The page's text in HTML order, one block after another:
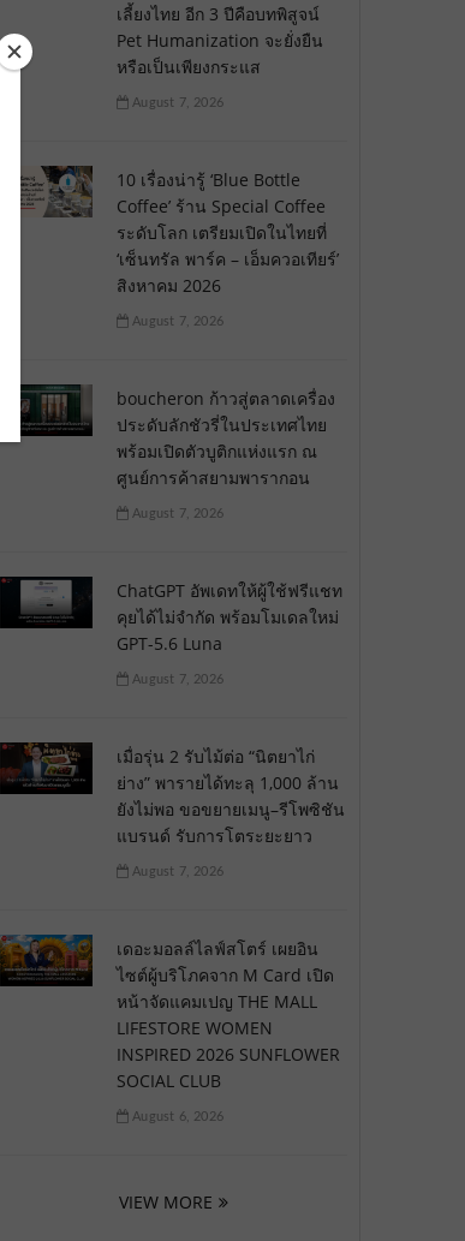
เลี้ยงไทย อีก 3 ปีคือบทพิสูจน์
Pet Humanization จะยั่งยืน
หรือเป็นเพียงกระแส
August 7, 2026
10 เรื่องน่ารู้ ‘Blue Bottle
Coffee’ ร้าน Special Coffee
ระดับโลก เตรียมเปิดในไทยที่
‘เซ็นทรัล พาร์ค – เอ็มควอเทียร์’
สิงหาคม 2026
August 7, 2026
boucheron ก้าวสู่ตลาดเครื่อง
ประดับลักชัวรี่ในประเทศไทย
พร้อมเปิดตัวบูติกแห่งแรก ณ
ศูนย์การค้าสยามพารากอน
August 7, 2026
ChatGPT อัพเดทให้ผู้ใช้ฟรีแชท
คุยได้ไม่จำกัด พร้อมโมเดลใหม่
GPT-5.6 Luna
August 7, 2026
เมื่อรุ่น 2 รับไม้ต่อ “นิตยาไก่
ย่าง” พารายได้ทะลุ 1,000 ล้าน
ยังไม่พอ ขอขยายเมนู–รีโพซิชัน
แบรนด์ รับการโตระยะยาว
August 7, 2026
เดอะมอลล์ไลฟ์สโตร์ เผยอิน
ไซต์ผู้บริโภคจาก M Card เปิด
หน้าจัดแคมเปญ THE MALL
LIFESTORE WOMEN
INSPIRED 2026 SUNFLOWER
SOCIAL CLUB
August 6, 2026
VIEW MORE